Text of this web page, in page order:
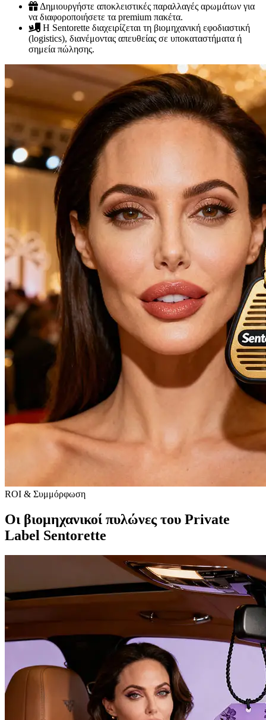
Δημιουργήστε αποκλειστικές παραλλαγές αρωμάτων για
να διαφοροποιήσετε τα premium πακέτα.
Η Sentorette διαχειρίζεται τη βιομηχανική εφοδιαστική
(logistics), διανέμοντας απευθείας σε υποκαταστήματα ή
σημεία πώλησης.
ROI & Συμμόρφωση
Οι βιομηχανικοί πυλώνες του Private
Label Sentorette